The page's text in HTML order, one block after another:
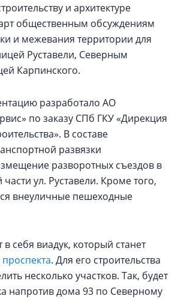
и архитектуре
общественным обсуждениям
и межевания территории для
Руставели, Северным
Карпинского.
разработало АО
по заказу СПб ГКУ «Дирекция
В составе
развязки
разворотных съездов в
ул. Руставели. Кроме того,
внеуличные пешеходные
в себя виадук, который станет
. Для его строительства
несколько участков. Так, будет
напротив дома 93 по Северному